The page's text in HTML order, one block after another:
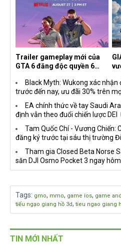
Trailer gameplay mới của
GTA 6 đăng độc quyền 6
đang quá tham?
Black Myth: Wukong xác
trước đến nay, ưu đãi 30% trên
EA chính thức về tay Saudi
định vẫn theo đuổi chiến lược DEI
Tam Quốc Chí - Vương Chiến:
đăng ký trước tại sáu thị trường
Tham gia Closed Beta Norse
săn DJI Osmo Pocket 3 ngay
Tags: gmo, mmo, game ios, game
tiếu ngạo giang hồ 3d, tieu ngao giang
TIN MỚI NHẤT